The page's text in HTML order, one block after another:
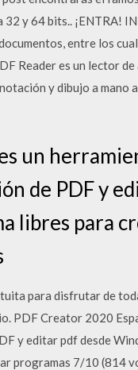
y 64 bits.. ¡ENTRA!
entre los
Reader es un lector
y dibujo a mano
un
de PDF y
libres para
para disfrutar de
PDF Creator 2020
y editar pdf desde
programas 7/10 (814